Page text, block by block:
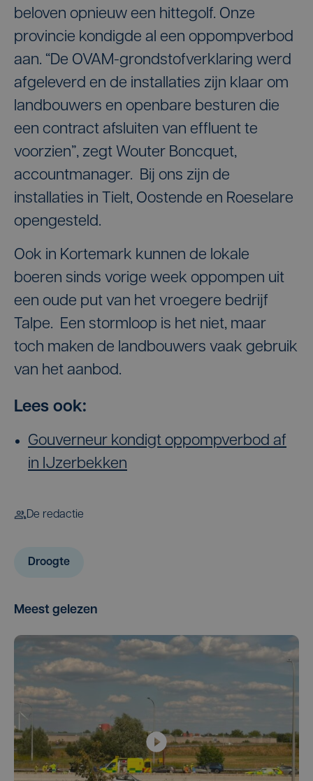
beloven opnieuw een hittegolf. Onze
provincie kondigde al een oppompverbod
aan. “De OVAM-grondstofverklaring werd
afgeleverd en de installaties zijn klaar om
landbouwers en openbare besturen die
een contract afsluiten van effluent te
voorzien”, zegt Wouter Boncquet,
accountmanager. Bij ons zijn de
installaties in Tielt, Oostende en Roeselare
opengesteld.
Ook in Kortemark kunnen de lokale
boeren sinds vorige week oppompen uit
een oude put van het vroegere bedrijf
Talpe. Een stormloop is het niet, maar
toch maken de landbouwers vaak gebruik
van het aanbod.
Lees ook:
Gouverneur kondigt oppompverbod af
in IJzerbekken
De redactie
Droogte
Meest gelezen